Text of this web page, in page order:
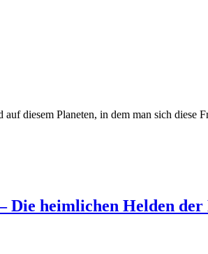
auf diesem Planeten, in dem man sich diese
Die heimlichen Helden der